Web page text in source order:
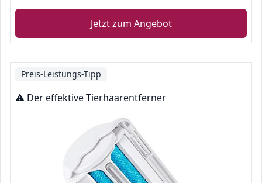
Jetzt zum Angebot
Preis-Leistungs-Tipp
⚠️ Der effektive Tierhaarentferner